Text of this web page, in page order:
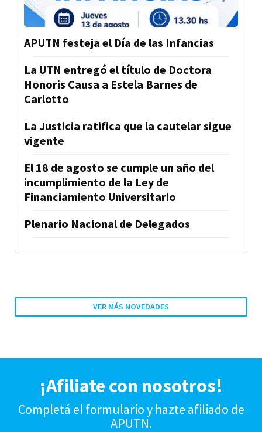
APUTN festeja el Día de las Infancias
La UTN entregó el título de Doctora
Honoris Causa a Estela Barnes de
Carlotto
La Justicia ratifica que la cautelar sigue
vigente
El 18 de agosto se cumple un año del
incumplimiento de la Ley de
Financiamiento Universitario
Plenario Nacional de Delegados
VER MÁS NOVEDADES
¡Afiliate con nosotros!
Completá el formulario y hazte afiliado de
APUTN.